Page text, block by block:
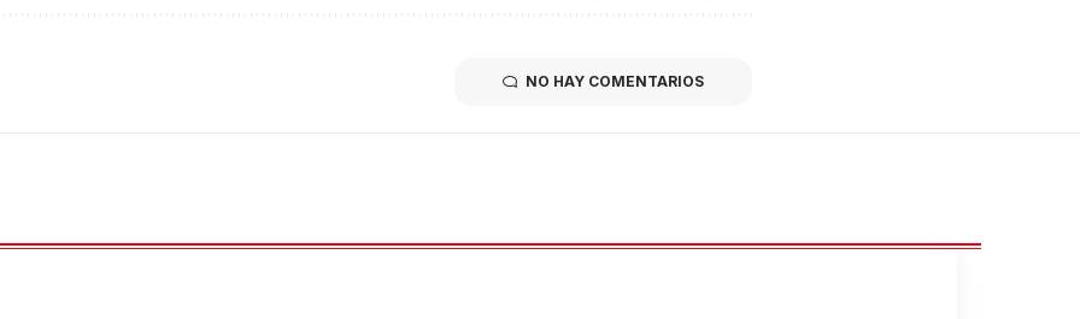
NO HAY COMENTARIOS